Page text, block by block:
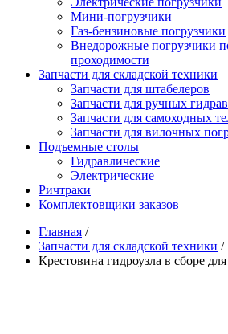
Мини-погрузчики
Газ-бензиновые погрузчики
Внедорожные погрузчики
проходимости
Запчасти для складской техники
Запчасти для штабелеров
Запчасти для ручных
Запчасти для самоходных
Запчасти для вилочных
Подъемные столы
Гидравлические
Электрические
Ричтраки
Комплектовщики заказов
Главная /
Запчасти для складской техники /
Крестовина гидроузла в сборе